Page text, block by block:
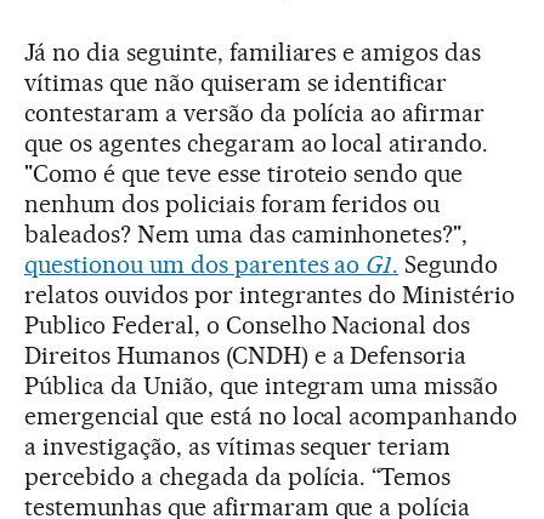
Já no dia seguinte, familiares e amigos das
vítimas que não quiseram se identificar
contestaram a versão da polícia ao afirmar
que os agentes chegaram ao local atirando.
"Como é que teve esse tiroteio sendo que
nenhum dos policiais foram feridos ou
baleados? Nem uma das caminhonetes?",
questionou um dos parentes ao G1. Segundo
relatos ouvidos por integrantes do Ministério
Publico Federal, o Conselho Nacional dos
Direitos Humanos (CNDH) e a Defensoria
Pública da União, que integram uma missão
emergencial que está no local acompanhando
a investigação, as vítimas sequer teriam
percebido a chegada da polícia. “Temos
testemunhas que afirmaram que a polícia